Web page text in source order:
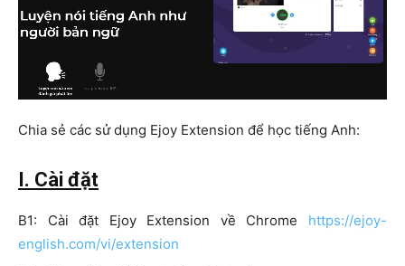
Chia sẻ các sử dụng Ejoy Extension để học tiếng Anh:
I. Cài đặt
B1: Cài đặt Ejoy Extension về Chrome https://ejoy-
english.com/vi/extension